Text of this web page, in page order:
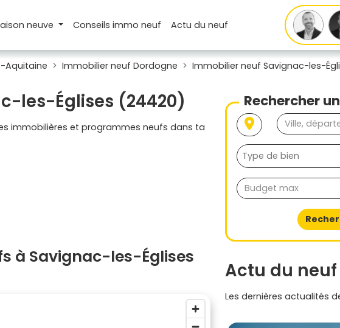
neuve Conseilsimmo neuf Actudu neuf
Aquitaine Immobilier neuf Dordogne Immobilier neuf Savignac-les-
les-Églises (24420)
immobilières et programmes neufs dans ta
à Savignac-les-Églises
Rechercher
Actu du neuf
Les dernières actualités